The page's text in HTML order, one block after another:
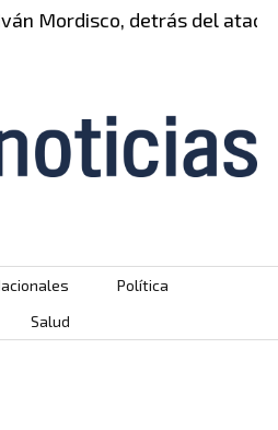
detrás del ataque
Política
Salud